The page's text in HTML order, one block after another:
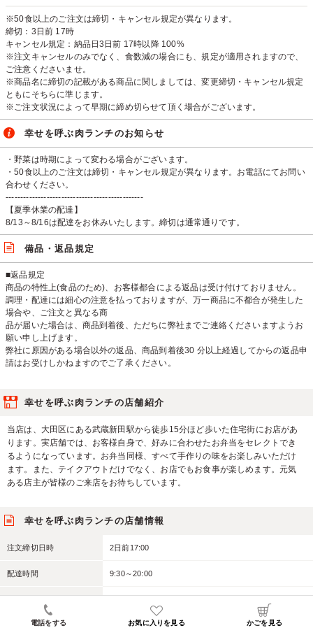
※50食以上のご注文は締切・キャンセル規定が異なります。
締切：3日前 17時
キャンセル規定：納品日3日前 17時以降 100%
※注文キャンセルのみでなく、食数減の場合にも、規定が適用されますので、
ご注意くださいませ。
※商品名に締切の記載がある商品に関しましては、変更締切・キャンセル規定
ともにそちらに準じます。
※ご注文状況によって早期に締め切らせて頂く場合がございます。
幸せを呼ぶ肉ランチのお知らせ
・野菜は時期によって変わる場合がございます。
・50食以上のご注文は締切・キャンセル規定が異なります。お電話にてお問い
合わせください。
-----------------------------------------------
【夏季休業の配達】
8/13～8/16は配達をお休みいたします。締切は通常通りです。
備品・返品規定
■返品規定
商品の特性上(⾷品のため)、お客様都合による返品は受け付けておりません。
調理・配達には細⼼の注意を払っておりますが、万⼀商品に不都合が発⽣した
場合や、ご注⽂と異なる商
品が届いた場合は、商品到着後、ただちに弊社までご連絡くださいますようお
願い申し上げます。
弊社に原因がある場合以外の返品、商品到着後30 分以上経過してからの返品申
請はお受けしかねますのでご了承ください。
幸せを呼ぶ肉ランチの店舗紹介
当店は、大田区にある武蔵新田駅から徒歩15分ほど歩いた住宅街にお店があ
ります。実店舗では、お客様自身で、好みに合わせたお弁当をセレクトでき
るようになっています。お弁当同様、すべて手作りの味をお楽しみいただけ
ます。また、テイクアウトだけでなく、お店でもお食事が楽しめます。元気
ある店主が皆様のご来店をお待ちしています。
幸せを呼ぶ肉ランチの店舗情報
注文締切日時 2日前17:00
配達時間 9:30～20:00
配達無料金額 6,000円～57,000円
電話をする お気に入りを見る かごを見る